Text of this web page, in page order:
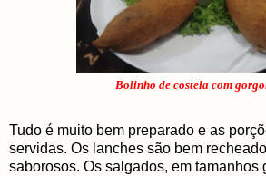
Bolinho de costela com
Tudo é muito bem preparado e as
servidas. Os lanches são bem
saborosos. Os salgados, em tamanhos